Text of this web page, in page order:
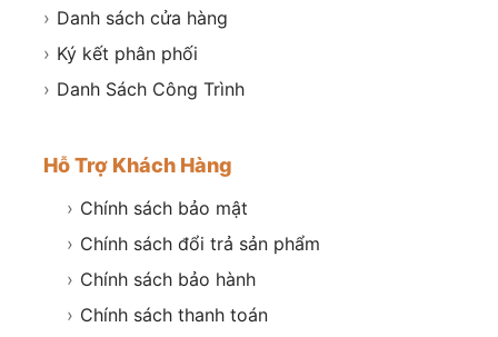
› Danh sách cửa hàng
› Ký kết phân phối
› Danh Sách Công Trình
Hỗ Trợ Khách Hàng
› Chính sách bảo mật
› Chính sách đổi trả sản phẩm
› Chính sách bảo hành
› Chính sách thanh toán